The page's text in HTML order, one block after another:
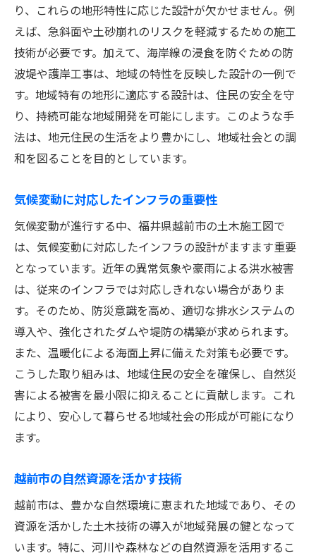
教育と土木施工の結びつき
文化と歴史を尊重する設計の重要性
地域社会の持続可能な発展に向けた貢献
越前市の事例から学ぶ地域社会への影響
福井県越前市の土木施工図が切り拓く新たな可
能性
再生可能エネルギーと施行図の融合
新規ビジネスチャンスの創出
越前市をモデルとした地域発展戦略
新技術がもたらす労働環境の変革
地域の未来を切り拓く革新的アプローチ
越前市の特性を活かした土木施工図の革新
地形を活かした施工図の最適化
越前市の歴史を尊重した建設デザイン
地域文化を反映する土木アプローチ
自然遺産を守る施工図戦略
地域特性を活かしたエコロジカルデザイン
長期的視点での施工計画の重要性
災害に強いインフラ構築
持続可能な都市計画の実現
り、これらの地形特性に応じた設計が欠かせません。例
えば、急斜面や土砂崩れのリスクを軽減するための施工
技術が必要です。加えて、海岸線の浸食を防ぐための防
波堤や護岸工事は、地域の特性を反映した設計の一例で
す。地域特有の地形に適応する設計は、住民の安全を守
り、持続可能な地域開発を可能にします。このような手
法は、地元住民の生活をより豊かにし、地域社会との調
和を図ることを目的としています。
気候変動に対応したインフラの重要性
気候変動が進行する中、福井県越前市の土木施工図で
は、気候変動に対応したインフラの設計がますます重要
となっています。近年の異常気象や豪雨による洪水被害
は、従来のインフラでは対応しきれない場合がありま
す。そのため、防災意識を高め、適切な排水システムの
導入や、強化されたダムや堤防の構築が求められます。
また、温暖化による海面上昇に備えた対策も必要です。
こうした取り組みは、地域住民の安全を確保し、自然災
害による被害を最小限に抑えることに貢献します。これ
により、安心して暮らせる地域社会の形成が可能になり
ます。
越前市の自然資源を活かす技術
越前市は、豊かな自然環境に恵まれた地域であり、その
資源を活かした土木技術の導入が地域発展の鍵となって
います。特に、河川や森林などの自然資源を活用するこ